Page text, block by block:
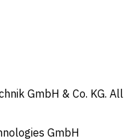
GmbH & Co. KG. All
GmbH